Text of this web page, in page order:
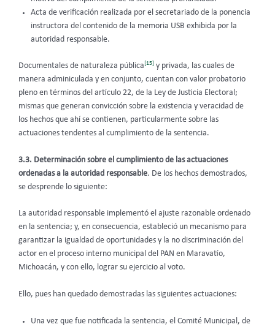
Acta de verificación realizada por el secretariado de la ponencia
instructora del contenido de la memoria USB exhibida por la
autoridad responsable.
Documentales de naturaleza pública[15] y privada, las cuales de
manera adminiculada y en conjunto, cuentan con valor probatorio
pleno en términos del artículo 22, de la Ley de Justicia Electoral;
mismas que generan convicción sobre la existencia y veracidad de
los hechos que ahí se contienen, particularmente sobre las
actuaciones tendentes al cumplimiento de la sentencia.
3.3. Determinación sobre el cumplimiento de las actuaciones
ordenadas a la autoridad responsable. De los hechos demostrados,
se desprende lo siguiente:
La autoridad responsable implementó el ajuste razonable ordenado
en la sentencia; y, en consecuencia, estableció un mecanismo para
garantizar la igualdad de oportunidades y la no discriminación del
actor en el proceso interno municipal del PAN en Maravatío,
Michoacán, y con ello, lograr su ejercicio al voto.
Ello, pues han quedado demostradas las siguientes actuaciones:
Una vez que fue notificada la sentencia, el Comité Municipal, de